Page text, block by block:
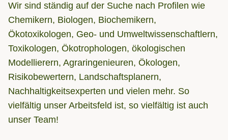
Wir sind ständig auf der Suche nach Profilen wie
Chemikern, Biologen, Biochemikern,
Ökotoxikologen, Geo- und Umweltwissenschaftlern,
Toxikologen, Ökotrophologen, ökologischen
Modellierern, Agraringenieuren, Ökologen,
Risikobewertern, Landschaftsplanern,
Nachhaltigkeitsexperten und vielen mehr. So
vielfältig unser Arbeitsfeld ist, so vielfältig ist auch
unser Team!